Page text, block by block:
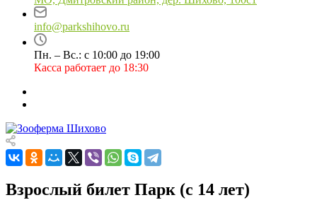
info@parkshihovo.ru
Пн. – Вс.: с 10:00 до 19:00
Касса работает до 18:30
Взрослый билет Парк (с 14 лет)